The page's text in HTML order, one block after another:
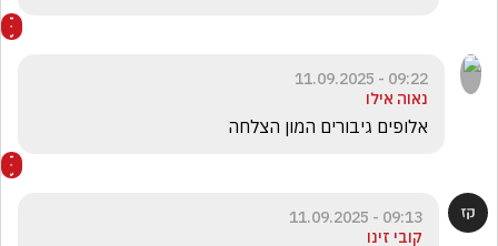
09:22 - 11.09.2025
נאוה אילו
אלופים גיבורים המון הצלחה
09:13 - 11.09.2025
קובי זינו